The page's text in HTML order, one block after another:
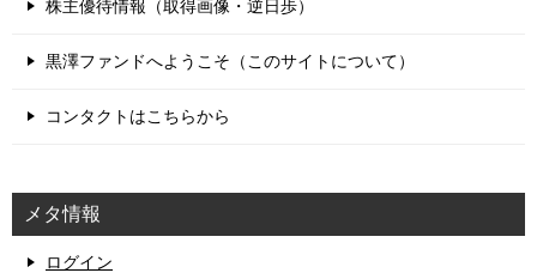
株主優待情報（取得画像・逆日歩）
黒澤ファンドへようこそ（このサイトについて）
コンタクトはこちらから
メタ情報
ログイン